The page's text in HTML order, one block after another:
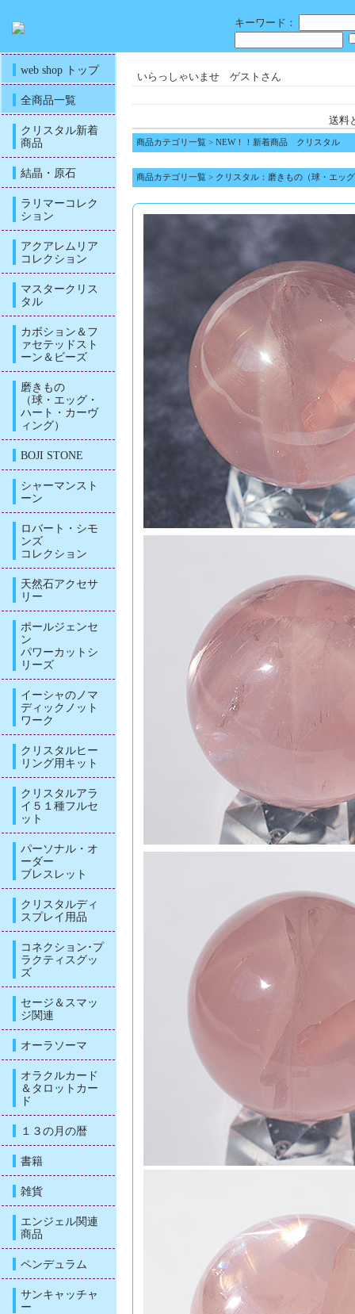
キーワード：
web shop トップ
全商品一覧
クリスタル新着
商品
結晶・原石
ラリマーコレク
ション
アクアレムリア
コレクション
マスタークリス
タル
カボション＆フ
ァセテッドスト
ーン＆ビーズ
磨きもの
（球・エッグ・
ハート・カーヴ
ィング）
BOJI STONE
シャーマンスト
ーン
ロバート・シモ
ンズ
コレクション
天然石アクセサ
リー
ポールジェンセ
ン
パワーカットシ
リーズ
イーシャのノマ
ディックノット
ワーク
クリスタルヒー
リング用キット
クリスタルアラ
イ５１種フルセ
ット
パーソナル・オ
ーダー
ブレスレット
クリスタルディ
スプレイ用品
コネクション･プ
ラクティスグッ
ズ
セージ＆スマッ
ジ関連
オーラソーマ
オラクルカード
＆タロットカー
ド
１３の月の暦
書籍
雑貨
エンジェル関連
商品
ペンデュラム
サンキャッチャ
ー
いらっしゃいませ ゲストさん
送料
商品カテゴリ一覧 > NEW！！新着商品 クリスタル
商品カテゴリ一覧 > クリスタル：磨きもの（球・エッ